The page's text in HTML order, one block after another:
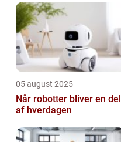
05 august 2025
Når robotter bliver en del
af hverdagen